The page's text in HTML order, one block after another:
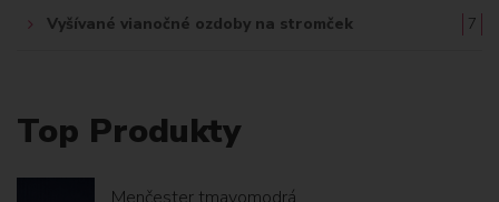
Vyšívané vianočné ozdoby na stromček 7
Top Produkty
Menčester tmavomodrá